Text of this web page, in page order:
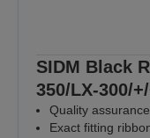
SIDM Black
350/LX-300/
Quality
Exact fitting